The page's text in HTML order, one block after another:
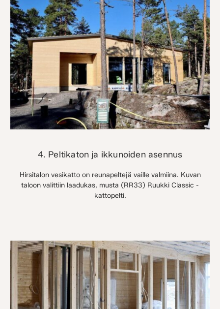
4. Peltikaton ja ikkunoiden asennus
Hirsitalon vesikatto on reunapeltejä vaille valmiina. Kuvan
taloon valittiin laadukas, musta (RR33) Ruukki Classic -
kattopelti.